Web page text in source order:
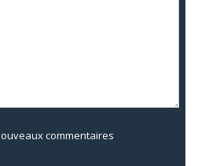
commentaires